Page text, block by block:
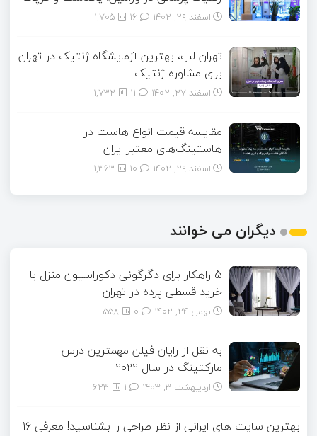
اسفند ۲۹, ۱۴۰۲ 1,705
تهران لب، بهترین آزمایشگاه ژنتیک در تهران
برای مشاوره ژنتیک
اسفند ۲۷, ۱۴۰۲ 1,732
مقایسه قیمت انواع هاست در
هاستینگ‌های معتبر ایران
اسفند ۲۹, ۱۴۰۲ 1,363
دیگران می خوانند
5 راهکار برای دگرگونی دکوراسیون منزل با
خرید قسطی پرده در تهران
بهمن ۲۴, ۱۴۰۲ 558
به نقل از رایان فیلن مهمترین درس
مارکتینگ در سال ۲۰۲۲
اردیبهشت ۳, ۱۴۰۳ 623
بهترین سایت های ایرانی از نظر طراحی را بشناسید! معرفی 16